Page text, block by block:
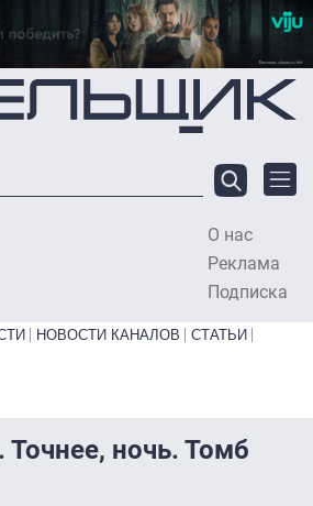
содержанию
О нас
Реклама
Подписка
НОВОСТИ КАНАЛОВ
СТАТЬИ
ночь. Томб